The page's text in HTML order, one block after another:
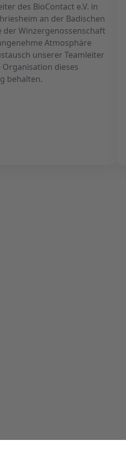
des BioContact e.V. in
an der Badischen
Winzergenossenschaft
Atmosphäre
unserer Teamleiter
dieses
behalten.